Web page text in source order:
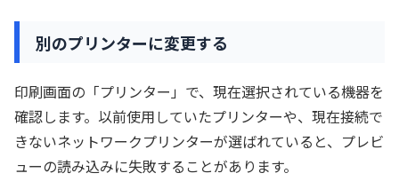
別のプリンターに変更する
印刷画面の「プリンター」で、現在選択されている機器を
確認します。以前使用していたプリンターや、現在接続で
きないネットワークプリンターが選ばれていると、プレビ
ューの読み込みに失敗することがあります。